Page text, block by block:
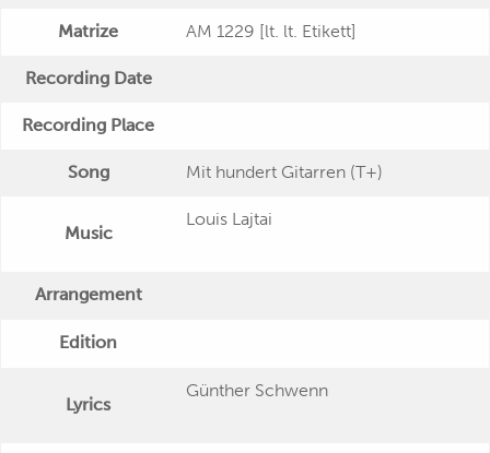
Matrize AM 1229 [lt. lt. Etikett]
Recording Date
Recording Place
Song Mit hundert Gitarren (T+)
Music
Louis Lajtai
Arrangement
Edition
Lyrics
Günther Schwenn